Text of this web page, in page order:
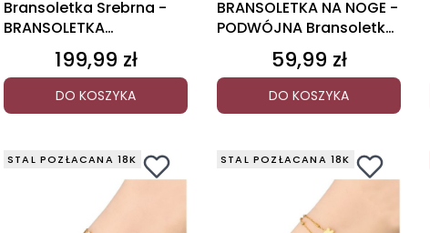
Bransoletka Srebrna -
BRANSOLETKA
NATURALNY AMAZONIT
Cena
199,99 zł
DO KOSZYKA
BRANSOLETKA NA NOGE -
PODWÓJNA Bransoletka
na nogęCena
59,99 zł
DO KOSZYKA
STAL POZŁACANA 18K STAL POZŁACANA 18K